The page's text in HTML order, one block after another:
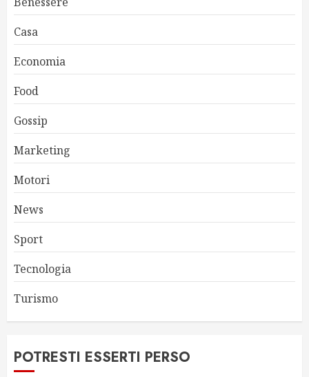
Casa
Economia
Food
Gossip
Marketing
Motori
News
Sport
Tecnologia
Turismo
POTRESTI ESSERTI PERSO